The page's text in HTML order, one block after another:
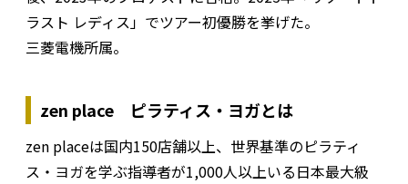
ラスト レディス」でツアー初優勝を挙げた。
三菱電機所属。
zen place ピラティス・ヨガとは
zen placeは国内150店舗以上、世界基準のピラティ
ス・ヨガを学ぶ指導者が1,000⼈以上いる⽇本最⼤級